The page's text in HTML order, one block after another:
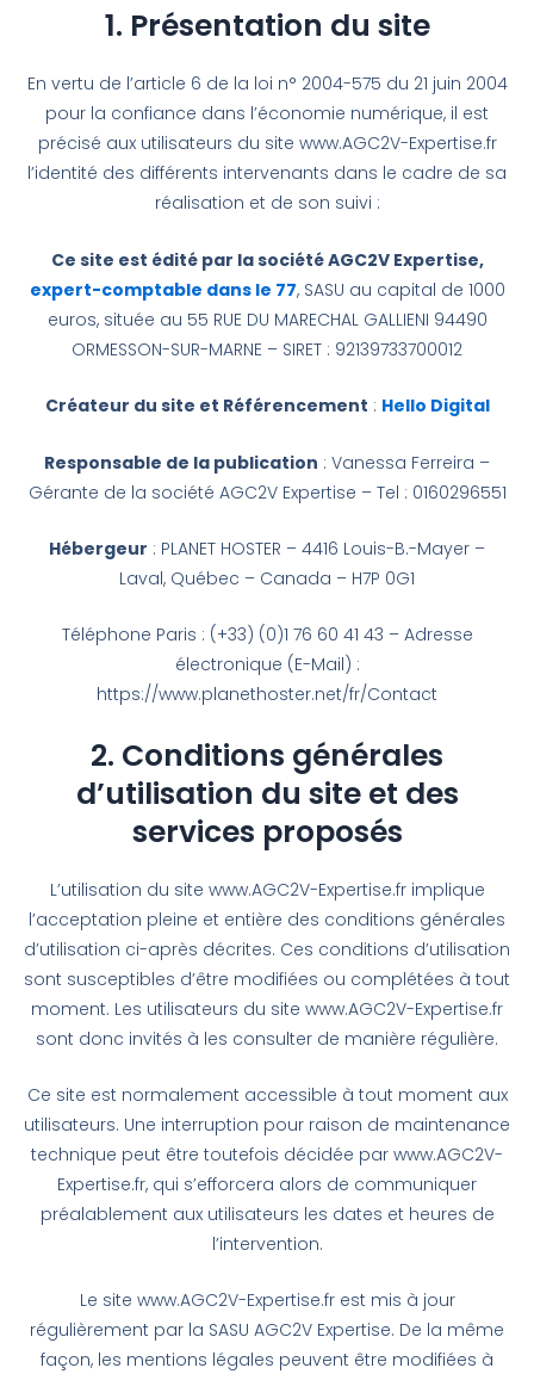
1. Présentation du site
En vertu de l’article 6 de la loi n° 2004-575 du 21 juin 2004
pour la confiance dans l’économie numérique, il est
précisé aux utilisateurs du site www.AGC2V-Expertise.fr
l’identité des différents intervenants dans le cadre de sa
réalisation et de son suivi :
Ce site est édité par la société AGC2V Expertise,
expert-comptable dans le 77, SASU au capital de 1000
euros, située au 55 RUE DU MARECHAL GALLIENI 94490
ORMESSON-SUR-MARNE – SIRET : 92139733700012
Créateur du site et Référencement : Hello Digital
Responsable de la publication : Vanessa Ferreira –
Gérante de la société AGC2V Expertise – Tel : 0160296551
Hébergeur : PLANET HOSTER – 4416 Louis-B.-Mayer –
Laval, Québec – Canada – H7P 0G1
Téléphone Paris : (+33) (0)1 76 60 41 43 – Adresse
électronique (E-Mail) :
https://www.planethoster.net/fr/Contact
2. Conditions générales
d’utilisation du site et des
services proposés
L’utilisation du site www.AGC2V-Expertise.fr implique
l’acceptation pleine et entière des conditions générales
d’utilisation ci-après décrites. Ces conditions d’utilisation
sont susceptibles d’être modifiées ou complétées à tout
moment. Les utilisateurs du site www.AGC2V-Expertise.fr
sont donc invités à les consulter de manière régulière.
Ce site est normalement accessible à tout moment aux
utilisateurs. Une interruption pour raison de maintenance
technique peut être toutefois décidée par www.AGC2V-
Expertise.fr, qui s’efforcera alors de communiquer
préalablement aux utilisateurs les dates et heures de
l’intervention.
Le site www.AGC2V-Expertise.fr est mis à jour
régulièrement par la SASU AGC2V Expertise. De la même
façon, les mentions légales peuvent être modifiées à